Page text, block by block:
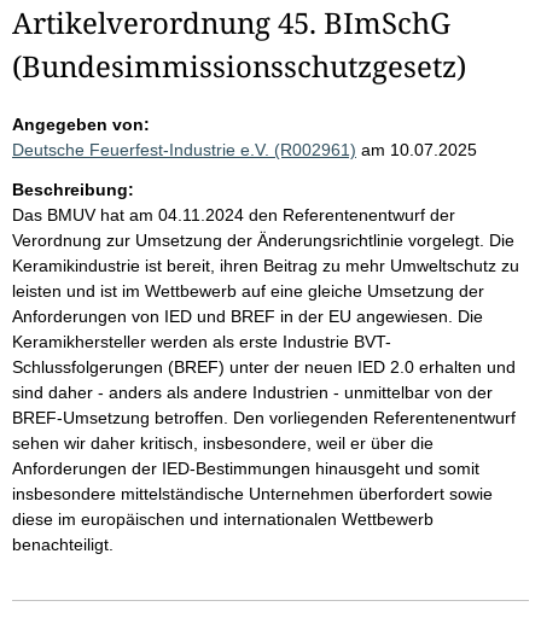
Artikelverordnung 45. BImSchG
(Bundesimmissionsschutzgesetz)
Angegeben von:
Deutsche Feuerfest-Industrie e.V. (R002961) am 10.07.2025
Beschreibung:
Das BMUV hat am 04.11.2024 den Referentenentwurf der
Verordnung zur Umsetzung der Änderungsrichtlinie vorgelegt. Die
Keramikindustrie ist bereit, ihren Beitrag zu mehr Umweltschutz zu
leisten und ist im Wettbewerb auf eine gleiche Umsetzung der
Anforderungen von IED und BREF in der EU angewiesen. Die
Keramikhersteller werden als erste Industrie BVT-
Schlussfolgerungen (BREF) unter der neuen IED 2.0 erhalten und
sind daher - anders als andere Industrien - unmittelbar von der
BREF-Umsetzung betroffen. Den vorliegenden Referentenentwurf
sehen wir daher kritisch, insbesondere, weil er über die
Anforderungen der IED-Bestimmungen hinausgeht und somit
insbesondere mittelständische Unternehmen überfordert sowie
diese im europäischen und internationalen Wettbewerb
benachteiligt.